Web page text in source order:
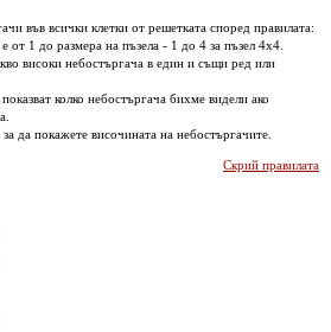
във всички клетки от решетката според правилата:
от 1 до размера на пъзела - 1 до 4 за пъзел 4х4.
високи небостъргача в един и същи ред или
колко небостъргача бихме видели ако
да покажете височината на небостъргачите.
Скрий правилата